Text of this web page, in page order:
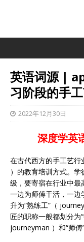
英语词源 |
习阶段的手
2022年12月30日
深度学英
在古代西方的手工艺
）的教育培训方式。
级，要寄宿在行业中最
一边为师傅干活，一边
升为“熟练工”（
匠的职称一般都划分为
journeyman ）和“师傅